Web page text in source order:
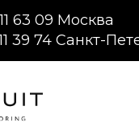
63 09 Москва
39 74 Санкт-